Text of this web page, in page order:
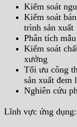
Kiểm soát
Kiểm soát
trình sản xuất
Phân tích
Kiểm soát
xưởng
Tối ưu công
sản xuất đem
Nghiên cứu
Lĩnh vực ứng dụng: